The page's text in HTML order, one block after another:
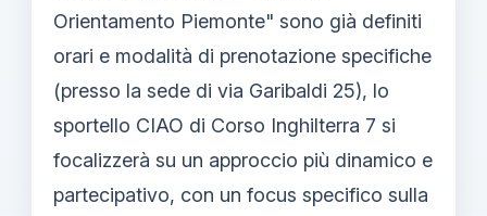
Orientamento Piemonte" sono già definiti
orari e modalità di prenotazione specifiche
(presso la sede di via Garibaldi 25), lo
sportello CIAO di Corso Inghilterra 7 si
focalizzerà su un approccio più dinamico e
partecipativo, con un focus specifico sulla